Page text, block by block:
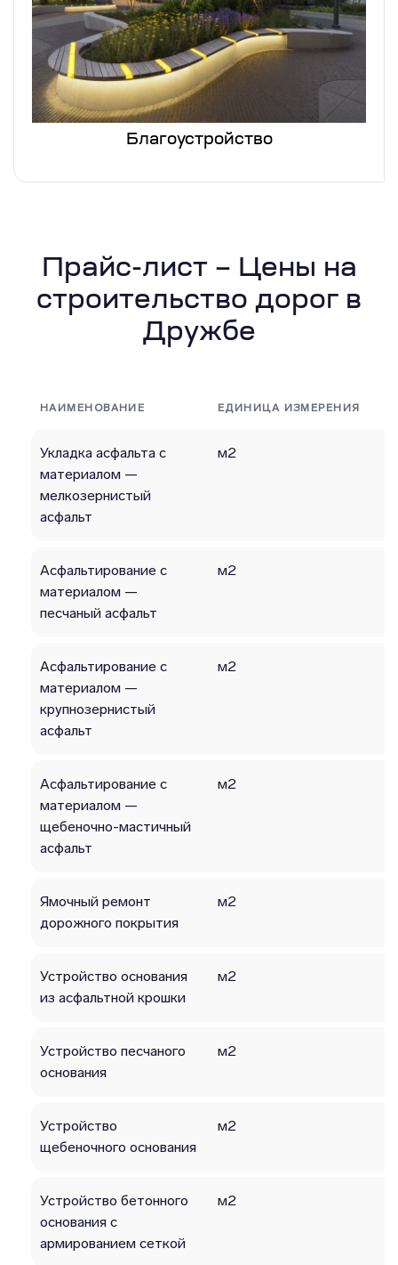
Благоустройство
Прайс-лист – Цены на
строительство дорог в
Дружбе
НАИМЕНОВАНИЕ ЕДИНИЦА ИЗМЕРЕНИЯ
Укладка асфальта с
материалом —
мелкозернистый
асфальт
м2
Асфальтирование с
материалом —
песчаный асфальт
м2
Асфальтирование с
материалом —
крупнозернистый
асфальт
м2
Асфальтирование с
материалом —
щебеночно-мастичный
асфальт
м2
Ямочный ремонт
дорожного покрытия
м2
Устройство основания
из асфальтной крошки
м2
Устройство песчаного
основания
м2
Устройство
щебеночного основания
м2
Устройство бетонного
основания с
армированием сеткой
м2